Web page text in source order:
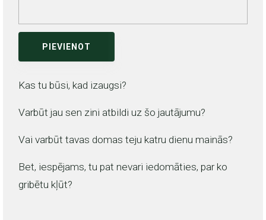
PIEVIENOT
Kas tu būsi, kad izaugsi?
Varbūt jau sen zini atbildi uz šo jautājumu?
Vai varbūt tavas domas teju katru dienu mainās?
Bet, iespējams, tu pat nevari iedomāties, par ko
gribētu kļūt?